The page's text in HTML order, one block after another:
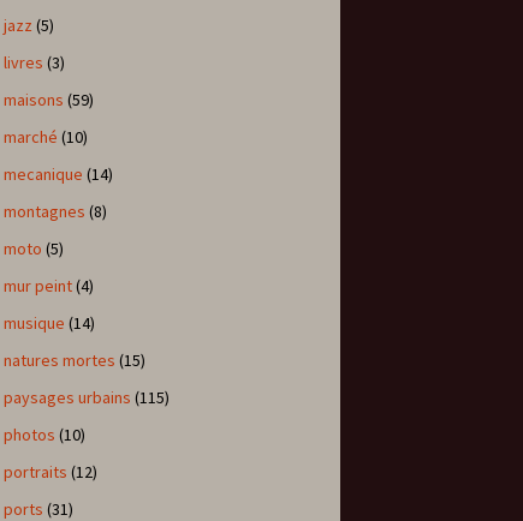
jazz (5)
livres (3)
maisons (59)
marché (10)
mecanique (14)
montagnes (8)
moto (5)
mur peint(4)
musique (14)
natures mortes (15)
paysages urbains (115)
photos (10)
portraits (12)
ports (31)